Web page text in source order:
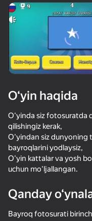
Ускользни от Лазера
43
O‘yin haqida
O'yinda siz fotosuratda
qilishingiz kerak,
O'yindan siz dunyoning
bayroqlarini yodlaysiz,
O'yin kattalar va yosh
uchun mo'ljallangan.
Qanday
Bayroq fotosurati